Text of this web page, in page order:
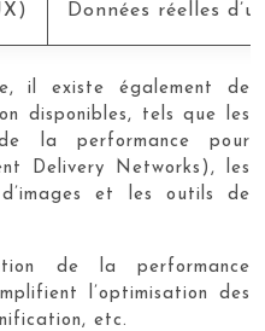
Données réelles
il existe également de
disponibles, tels que les
de la performance pour
Delivery Networks), les
d’images et les outils de
de la performance
l’optimisation des
etc.